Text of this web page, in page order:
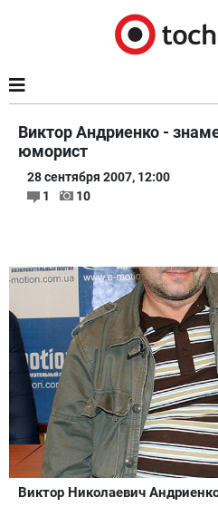
Виктор Андриенко -
юморист
28 сентября 2007, 12:00
1
10
Виктор Николаевич